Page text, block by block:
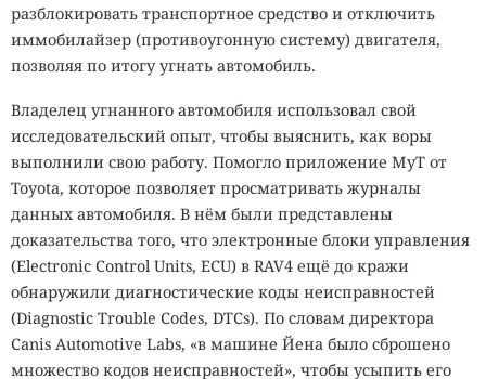
разблокировать транспортное средство и отключить
иммобилайзер (противоугонную систему) двигателя,
позволяя по итогу угнать автомобиль.
Владелец угнанного автомобиля использовал свой
исследовательский опыт, чтобы выяснить, как воры
выполнили свою работу. Помогло приложение MyT от
Toyota, которое позволяет просматривать журналы
данных автомобиля. В нём были представлены
доказательства того, что электронные блоки управления
(Electronic Control Units, ECU) в RAV4 ещё до кражи
обнаружили диагностические коды неисправностей
(Diagnostic Trouble Codes, DTCs). По словам директора
Canis Automotive Labs, «в машине Йена было сброшено
множество кодов неисправностей», чтобы усыпить его